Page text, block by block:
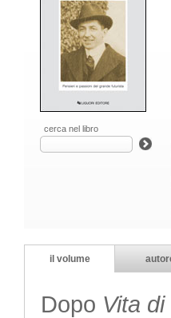
cerca nel libro
il volume
Dopo Vita